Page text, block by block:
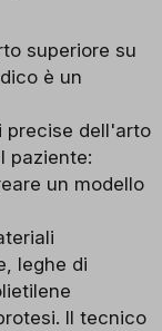
superiore su
è un
precise dell'arto
paziente:
un modello
leghe di
Il tecnico